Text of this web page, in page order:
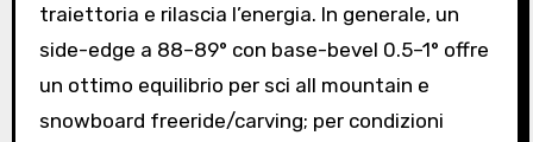
traiettoria e rilascia l’energia. In generale, un
side-edge a 88–89° con base-bevel 0.5–1° offre
un ottimo equilibrio per sci all mountain e
snowboard freeride/carving; per condizioni